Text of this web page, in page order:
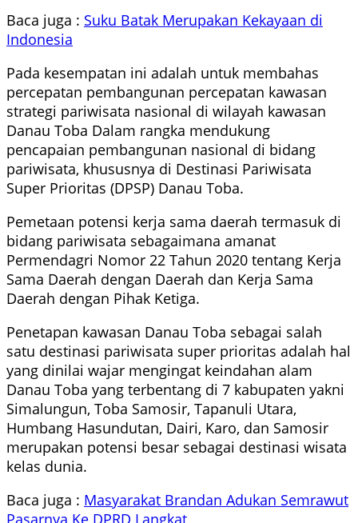
Baca juga : Suku Batak Merupakan Kekayaan di
Indonesia
Pada kesempatan ini adalah untuk membahas
percepatan pembangunan percepatan kawasan
strategi pariwisata nasional di wilayah kawasan
Danau Toba Dalam rangka mendukung
pencapaian pembangunan nasional di bidang
pariwisata, khususnya di Destinasi Pariwisata
Super Prioritas (DPSP) Danau Toba.
Pemetaan potensi kerja sama daerah termasuk di
bidang pariwisata sebagaimana amanat
Permendagri Nomor 22 Tahun 2020 tentang Kerja
Sama Daerah dengan Daerah dan Kerja Sama
Daerah dengan Pihak Ketiga.
Penetapan kawasan Danau Toba sebagai salah
satu destinasi pariwisata super prioritas adalah hal
yang dinilai wajar mengingat keindahan alam
Danau Toba yang terbentang di 7 kabupaten yakni
Simalungun, Toba Samosir, Tapanuli Utara,
Humbang Hasundutan, Dairi, Karo, dan Samosir
merupakan potensi besar sebagai destinasi wisata
kelas dunia.
Baca juga : Masyarakat Brandan Adukan Semrawut
Pasarnya Ke DPRD Langkat